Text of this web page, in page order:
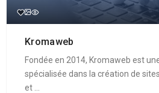
Kromaweb
Fondée en 2014, Kromaweb est
spécialisée dans la création de
et ...